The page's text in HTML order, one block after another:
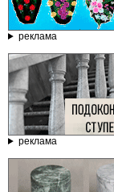
реклама
реклама